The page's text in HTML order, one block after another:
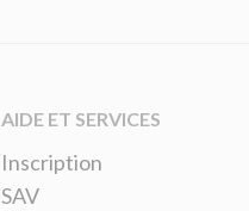
AIDE ET SERVICES
Inscription
SAV